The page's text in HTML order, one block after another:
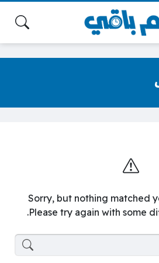
Sorry, but nothing matched
Please try again with some